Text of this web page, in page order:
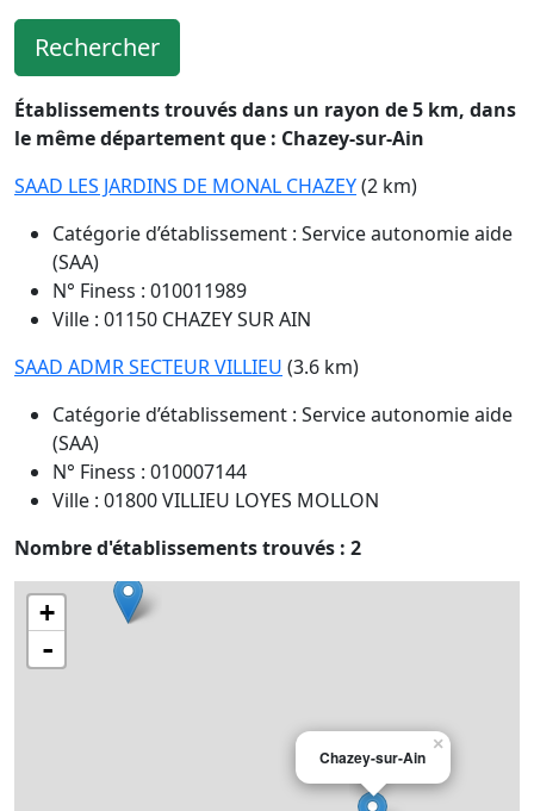
Rechercher
Établissements trouvés dans un rayon de 5 km, dans
le même département que : Chazey-sur-Ain
SAAD LES JARDINS DE MONAL CHAZEY(2 km)
Catégorie d’établissement : Service autonomie aide
(SAA)
N° Finess : 010011989
Ville : 01150 CHAZEY SUR AIN
SAAD ADMR SECTEUR VILLIEU (3.6 km)
Catégorie d’établissement : Service autonomie aide
(SAA)
N° Finess : 010007144
Ville : 01800 VILLIEU LOYES MOLLON
Nombre d'établissements trouvés : 2
×
Chazey-sur-Ain
+
-